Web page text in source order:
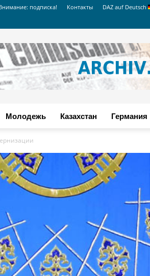
подписка! Контакты DAZ auf Deutsch
Молодежь Казахстан Германия